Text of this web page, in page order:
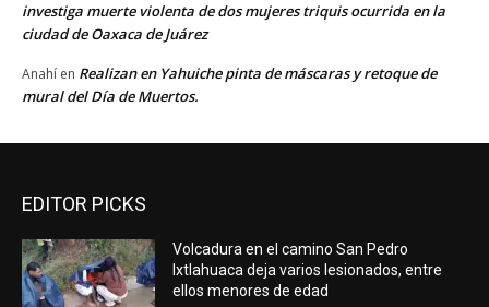
investiga muerte violenta de dos mujeres triquis ocurrida en la
ciudad de Oaxaca de Juárez
Anahí en Realizan en Yahuiche pinta de máscaras y retoque de
mural del Día de Muertos.
EDITOR PICKS
Volcadura en el camino San Pedro
Ixtlahuaca deja varios lesionados, entre
ellos menores de edad